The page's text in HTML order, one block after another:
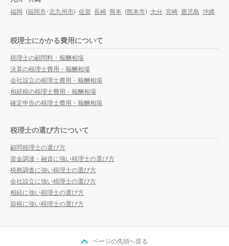
福岡 (福岡市・北九州市) 佐賀 長崎 熊本 (熊本市) 大分 宮崎 鹿児島 沖縄
税理士にかかる費用について
税理士の顧問料・報酬相場
決算の税理士費用・報酬相場
会社設立の税理士費用・報酬相場
相続税の税理士費用・報酬相場
確定申告の税理士費用・報酬相場
税理士の選び方について
顧問税理士の選び方
資金調達・融資に強い税理士の選び方
税務調査に強い税理士の選び方
会社設立に強い税理士の選び方
相続に強い税理士の選び方
節税に強い税理士の選び方
ページの先頭へ戻る